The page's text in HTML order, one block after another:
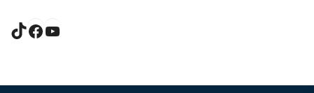
TikTok
Facebook